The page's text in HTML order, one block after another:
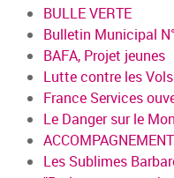
BULLE VERTE
Bulletin Municipal
BAFA, Projet jeunes
Lutte contre les
France Services
Le Danger sur le
Les Sublimes